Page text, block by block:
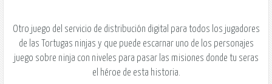
Otro juego del servicio de distribución digital para todos los jugadores
de las Tortugas ninjas y que puede escarnar uno de los personajes
juego sobre ninja con niveles para pasar las misiones donde tu seras
el héroe de esta historia.